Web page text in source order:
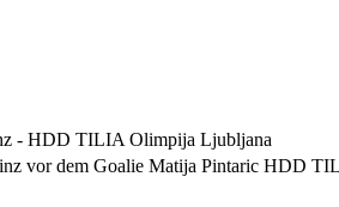
- HDD TILIA Olimpija Ljubljana
vor dem Goalie Matija Pintaric HDD